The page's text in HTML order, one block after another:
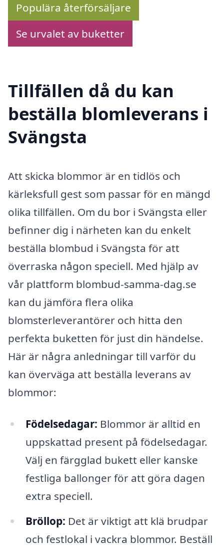
Populära återförsäljare
Se urvalet av buketter
Tillfällen då du kan
beställa blomleverans i
Svängsta
Att skicka blommor är en tidlös och
kärleksfull gest som passar för en mängd
olika tillfällen. Om du bor i Svängsta eller
befinner dig i närheten kan du enkelt
beställa blombud i Svängsta för att
överraska någon speciell. Med hjälp av
vår plattform blombud-samma-dag.se
kan du jämföra flera olika
blomsterleverantörer och hitta den
perfekta buketten för just din händelse.
Här är några anledningar till varför du
kan överväga att beställa leverans av
blommor:
Födelsedagar: Blommor är alltid en
uppskattad present på födelsedagar.
Välj en färgglad bukett eller kanske
festliga ballonger för att göra dagen
extra speciell.
Bröllop: Det är viktigt att klä brudpar
och festlokal i vackra blommor. Beställ